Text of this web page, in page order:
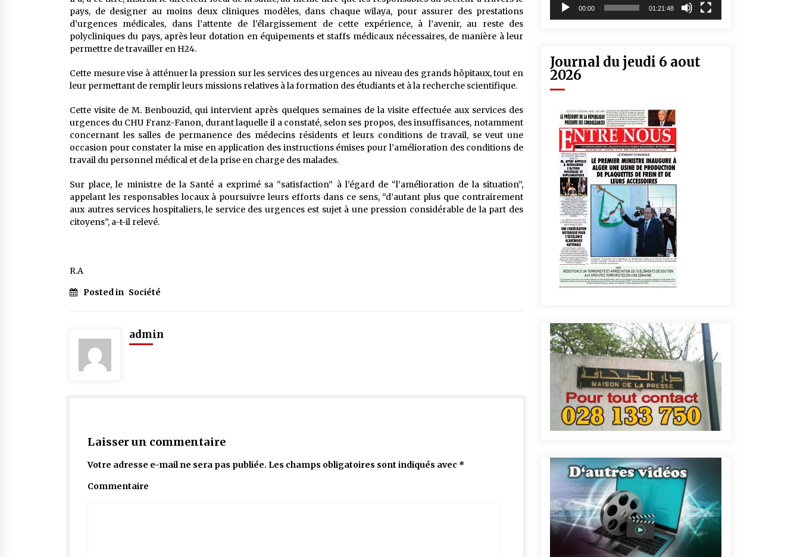
pays, de designer au moins deux cliniques modèles, dans chaque wilaya, pour assurer des prestations
d’urgences médicales, dans l’attente de l’élargissement de cette expérience, à l’avenir, au reste des
polycliniques du pays, après leur dotation en équipements et staffs médicaux nécessaires, de manière à leur
permettre de travailler en H24.
Cette mesure vise à atténuer la pression sur les services des urgences au niveau des grands hôpitaux, tout en
leur permettant de remplir leurs missions relatives à la formation des étudiants et à la recherche scientifique.
Cette visite de M. Benbouzid, qui intervient après quelques semaines de la visite effectuée aux services des
urgences du CHU Franz-Fanon, durant laquelle il a constaté, selon ses propos, des insuffisances, notamment
concernant les salles de permanence des médecins résidents et leurs conditions de travail, se veut une
occasion pour constater la mise en application des instructions émises pour l’amélioration des conditions de
travail du personnel médical et de la prise en charge des malades.
Sur place, le ministre de la Santé a exprimé sa “satisfaction” à l’égard de “l’amélioration de la situation”,
appelant les responsables locaux à poursuivre leurs efforts dans ce sens, “d’autant plus que contrairement
aux autres services hospitaliers, le service des urgences est sujet à une pression considérable de la part des
citoyens”, a-t-il relevé.
R.A
Posted in Société
admin
Laisser un commentaire
Votre adresse e-mail ne sera pas publiée. Les champs obligatoires sont indiqués avec *
Commentaire
00:00 01:21:48
Journal du jeudi 6 aout
2026